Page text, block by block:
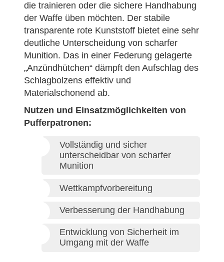
die trainieren oder die sichere Handhabung
der Waffe üben möchten. Der stabile
transparente rote Kunststoff bietet eine sehr
deutliche Unterscheidung von scharfer
Munition. Das in einer Federung gelagerte
„Anzündhütchen“ dämpft den Aufschlag des
Schlagbolzens effektiv und
Materialschonend ab.
Nutzen und Einsatzmöglichkeiten von
Pufferpatronen:
Vollständig und sicher
unterscheidbar von scharfer
Munition
Wettkampfvorbereitung
Verbesserung der Handhabung
Entwicklung von Sicherheit im
Umgang mit der Waffe